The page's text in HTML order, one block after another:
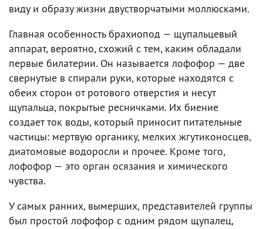
виду и образу жизни двустворчатыми моллюсками.
Главная особенность брахиопод — щупальцевый
аппарат, вероятно, схожий с тем, каким обладали
первые билатерии. Он называется лофофор — две
свернутые в спирали руки, которые находятся с
обеих сторон от ротового отверстия и несут
щупальца, покрытые ресничками. Их биение
создает ток воды, который приносит питательные
частицы: мертвую органику, мелких жгутиконосцев,
диатомовые водоросли и прочее. Кроме того,
лофофор — это орган осязания и химического
чувства.
У самых ранних, вымерших, представителей группы
был простой лофофор с одним рядом щупалец,